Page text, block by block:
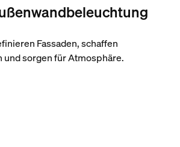
Fassaden, schaffen
und sorgen für Atmosphäre.